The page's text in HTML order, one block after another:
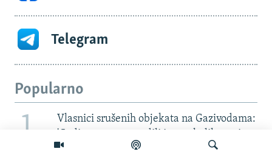
Telegram
Popularno
1
Vlasnici srušenih objekata na Gazivodama:
ostali bez svega'